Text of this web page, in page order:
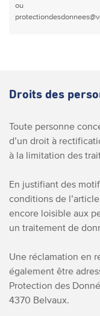
ou
Droits des
Toute personne
d’un droit à
à la limitation des
En justifiant des
conditions de
encore loisible aux
un traitement de
Une réclamation en
également être
Protection des
4370 Belvaux.